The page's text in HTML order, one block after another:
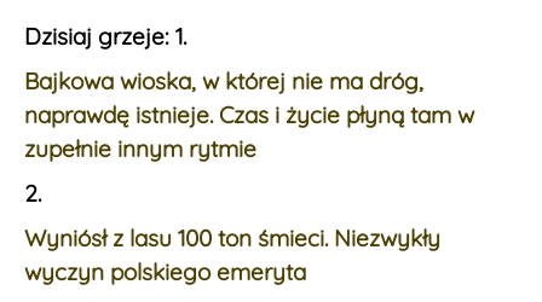
Dzisiaj grzeje: 1.
Bajkowa wioska, w której nie ma dróg,
naprawdę istnieje. Czas i życie płyną tam w
zupełnie innym rytmie
2.
Wyniósł z lasu 100 ton śmieci. Niezwykły
wyczyn polskiego emeryta